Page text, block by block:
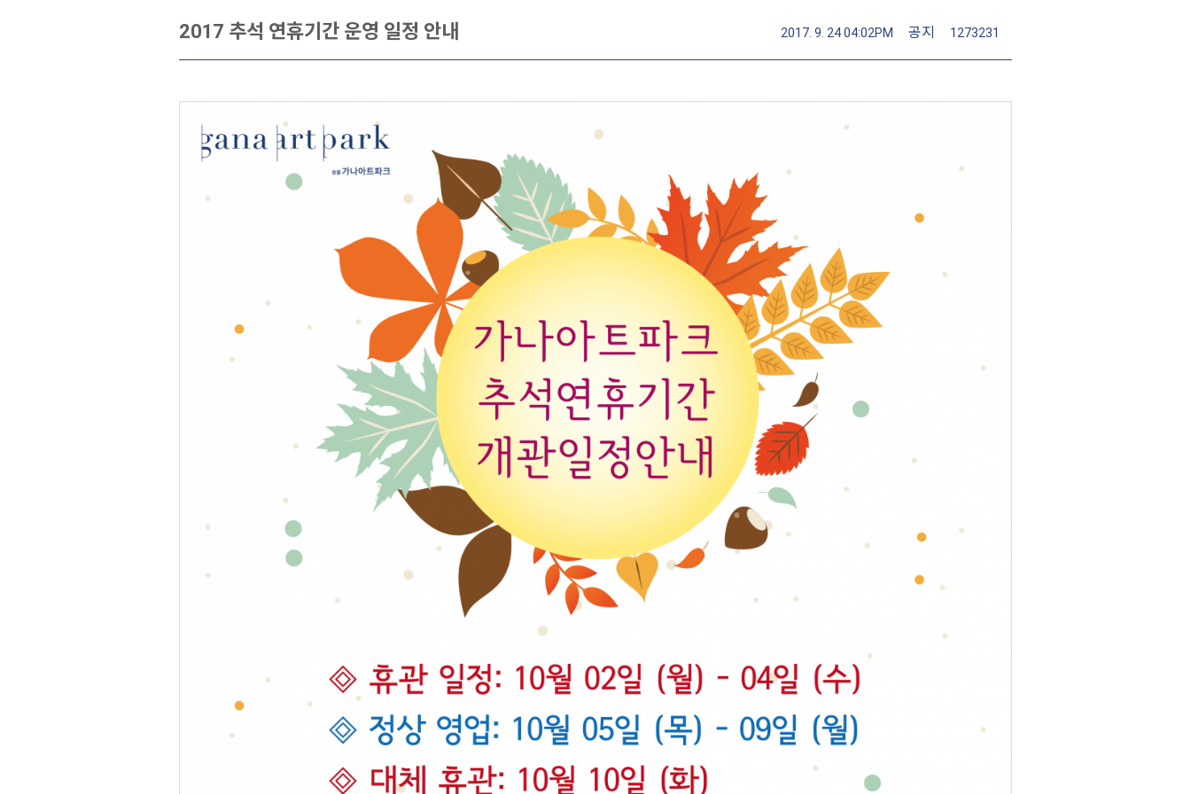
2017 추석 연휴기간 운영 일정 안내 2017. 9. 24 04:02PM 공지 1273231